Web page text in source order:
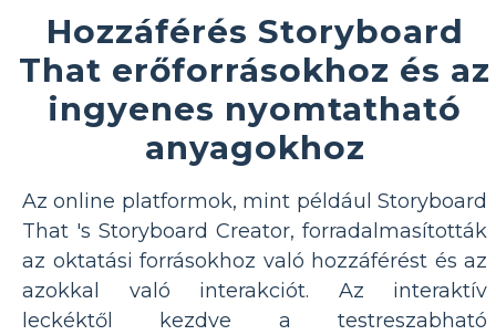
Hozzáférés Storyboard
That erőforrásokhoz és az
ingyenes nyomtatható
anyagokhoz
Az online platformok, mint például Storyboard
That 's Storyboard Creator, forradalmasították
az oktatási forrásokhoz való hozzáférést és az
azokkal való interakciót. Az interaktív
leckéktől kezdve a testreszabható